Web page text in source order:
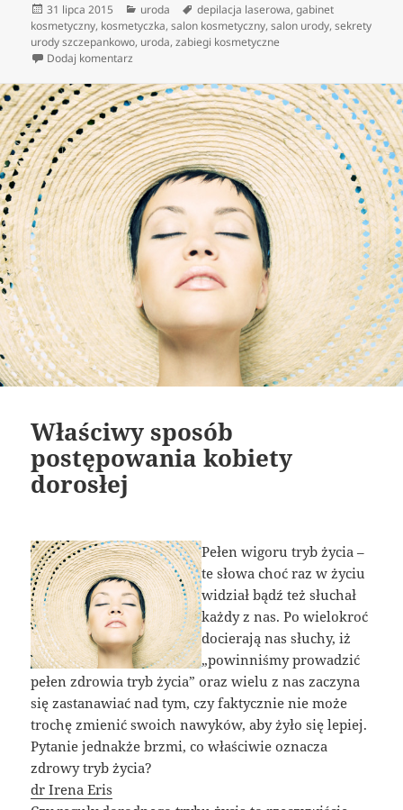
Data
publikacji
31 lipca 2015 Kategorie
uroda Tagi
depilacja laserowa,gabinet
kosmetyczny, kosmetyczka,salon kosmetyczny,salon urody,sekrety
urody szczepankowo, uroda,zabiegi kosmetyczne
Dodaj komentarz
Właściwy sposób
postępowania kobiety
dorosłej
Pełen wigoru tryb życia –
te słowa choć raz w życiu
widział bądź też słuchał
każdy z nas. Po wielokroć
docierają nas słuchy, iż
„powinniśmy prowadzić
pełen zdrowia tryb życia” oraz wielu z nas zaczyna
się zastanawiać nad tym, czy faktycznie nie może
trochę zmienić swoich nawyków, aby żyło się lepiej.
Pytanie jednakże brzmi, co właściwie oznacza
zdrowy tryb życia?
dr Irena Eris